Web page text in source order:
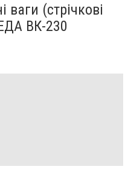
ваги (стрічкові
ВК-230